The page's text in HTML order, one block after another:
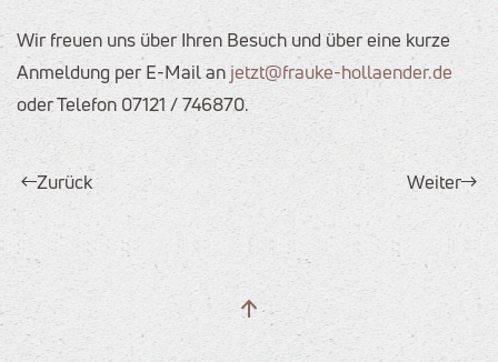
Wir freuen uns über Ihren Besuch und über eine kurze
Anmeldung per E-Mail an jetzt@frauke-hollaender.de
oder Telefon 07121 / 746870.
Zurück Weiter